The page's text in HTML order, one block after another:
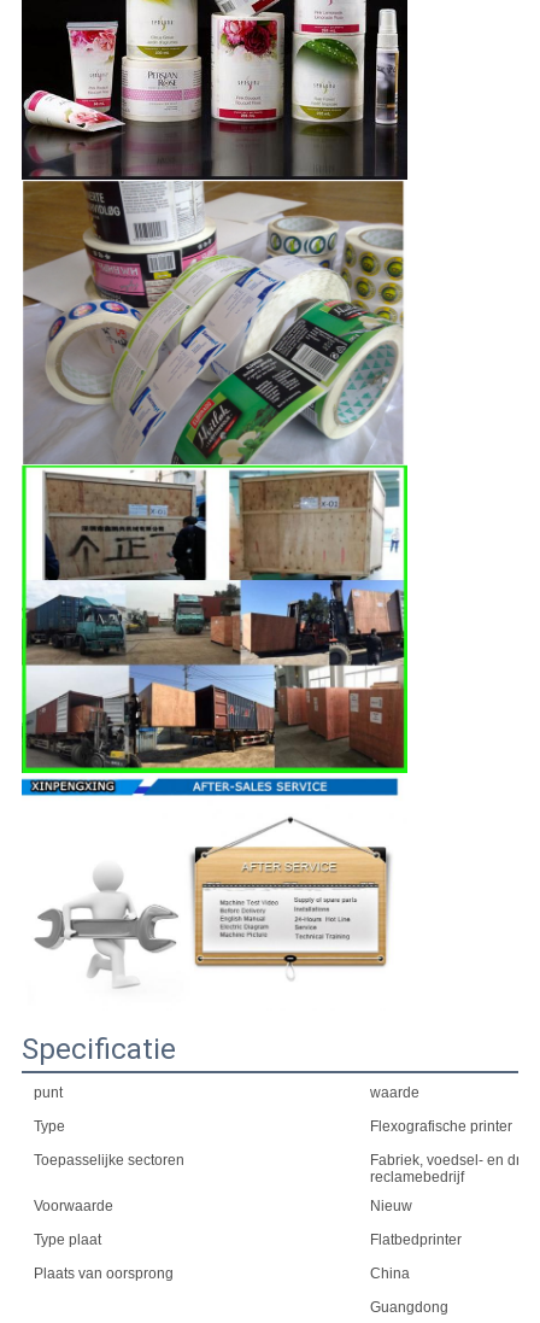
Specificatie
punt
waarde
Type
Flexografische printer
Toepasselijke sectoren
Fabriek, voedsel- en
reclamebedrijf
Voorwaarde
Nieuw
Type plaat
Flatbedprinter
Plaats van oorsprong
China
Guangdong